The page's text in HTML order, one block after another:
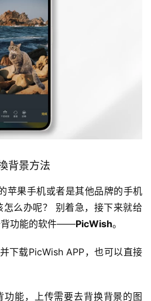
背景方法
苹果手机或者是其他品牌的手机
么办呢？ 别着急，接下来就给
背功能的软件——PicWish。
下载PicWish APP，也可以直接
功能，上传需要去背换背景的图